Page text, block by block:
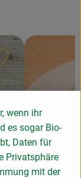
Rezept zu
wenn ihr
es sogar Bio-
Daten für
Privatsphäre
mit der